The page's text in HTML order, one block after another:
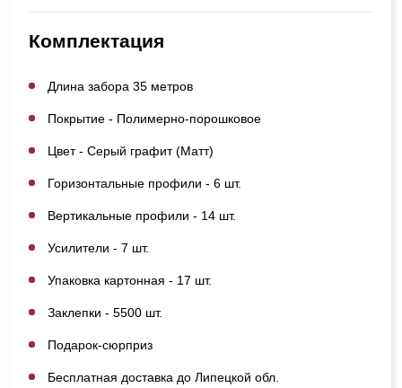
Комплектация
Длина забора 35 метров
Покрытие - Полимерно-порошковое
Цвет - Серый графит (Матт)
Горизонтальные профили - 6 шт.
Вертикальные профили - 14 шт.
Усилители - 7 шт.
Упаковка картонная - 17 шт.
Заклепки - 5500 шт.
Подарок-сюрприз
Бесплатная доставка до Липецкой обл.